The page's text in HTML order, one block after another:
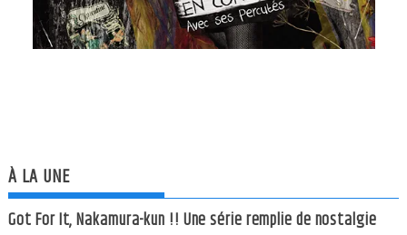
À LA UNE
Got For It, Nakamura-kun !! Une série remplie de nostalgie